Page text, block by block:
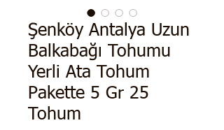
Şenköy Antalya Uzun
Balkabağı Tohumu
Yerli Ata Tohum
Pakette 5 Gr 25
Tohum